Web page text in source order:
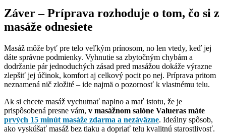
Záver – Príprava rozhoduje o tom, čo si z
masáže odnesiete
Masáž môže byť pre telo veľkým prínosom, no len vtedy, keď jej
dáte správne podmienky. Vyhnutie sa zbytočným chybám a
dodržanie pár jednoduchých zásad pred masážou dokáže výrazne
zlepšiť jej účinok, komfort aj celkový pocit po nej. Príprava pritom
neznamená nič zložité – ide najmä o pozornosť k vlastnému telu.
Ak si chcete masáž vychutnať naplno a mať istotu, že je
prispôsobená presne vám, v masážnom salóne Valueras máte
prvých 15 minút masáže zdarma a nezáväzne. Ideálny spôsob,
ako vyskúšať masáž bez tlaku a dopriať telu kvalitnú starostlivosť.